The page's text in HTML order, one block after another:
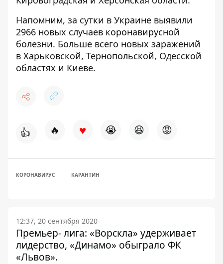
Напомним, за сутки в Украине выявили
2966 новых случаев коронавирусной
болезни. Больше всего новых заражений
в Харьковской, Тернопольской, Одесской
областях и Киеве.
👍 🔥 ♥ 😭 😆 😡
КОРОНАВИРУС КАРАНТИН
12:37, 20 сентября 2020
Премьер- лига: «Ворскла» удерживает
лидерство, «Динамо» обыграло ФК
«Львов».